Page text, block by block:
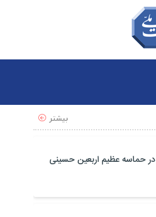
بیشتر
در حماسه عظیم اربعین حسینی